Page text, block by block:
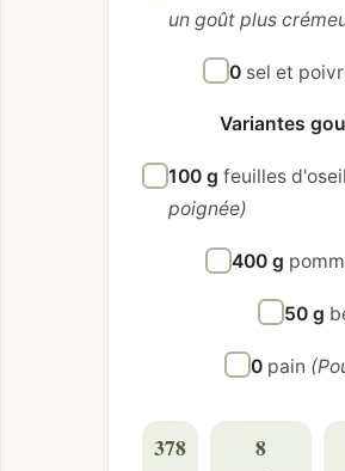
un goût plus
0 sel et
Variantes
100 g feuilles
poignée)
400 g
50 g
0 pain
378 8